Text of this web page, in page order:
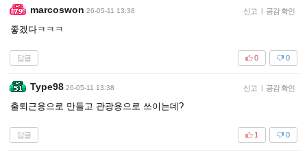
marcoswon 26-05-11 13:38 신고 | 공감 확인
좋겠다ㅋㅋㅋ
답글 0
0
Type98 26-05-11 13:38 신고 | 공감 확인
출퇴근용으로 만들고 관광용으로 쓰이는데?
답글 0
1